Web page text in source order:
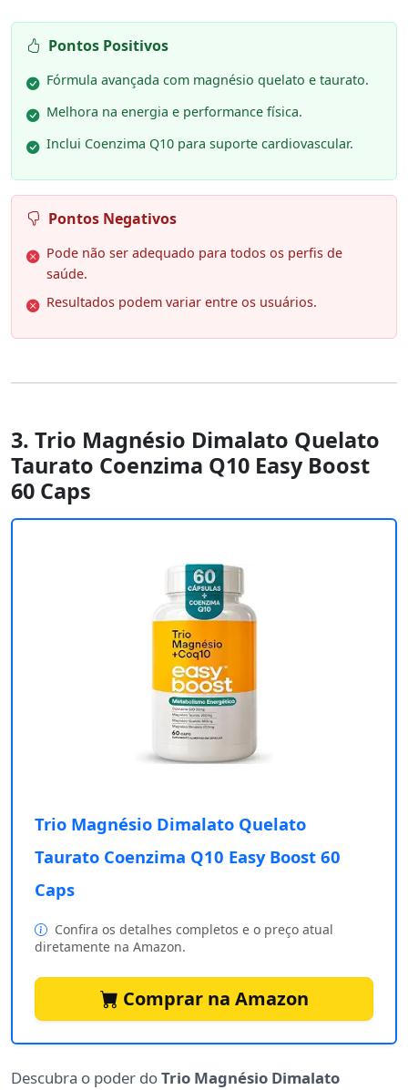
Pontos Positivos
Fórmula avançada com magnésio quelato e taurato.
Melhora na energia e performance física.
Inclui Coenzima Q10 para suporte cardiovascular.
Pontos Negativos
Pode não ser adequado para todos os perfis de
saúde.
Resultados podem variar entre os usuários.
3. Trio Magnésio Dimalato Quelato
Taurato Coenzima Q10 Easy Boost
60 Caps
Trio Magnésio Dimalato Quelato
Taurato Coenzima Q10 Easy Boost 60
Caps
Confira os detalhes completos e o preço atual
diretamente na Amazon.
Comprar na Amazon
Descubra o poder doTrio Magnésio Dimalato